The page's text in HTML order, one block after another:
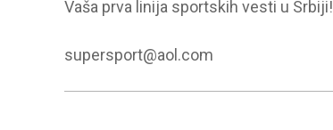
Vaša prva linija sportskih vesti u Srbiji!
supersport@aol.com